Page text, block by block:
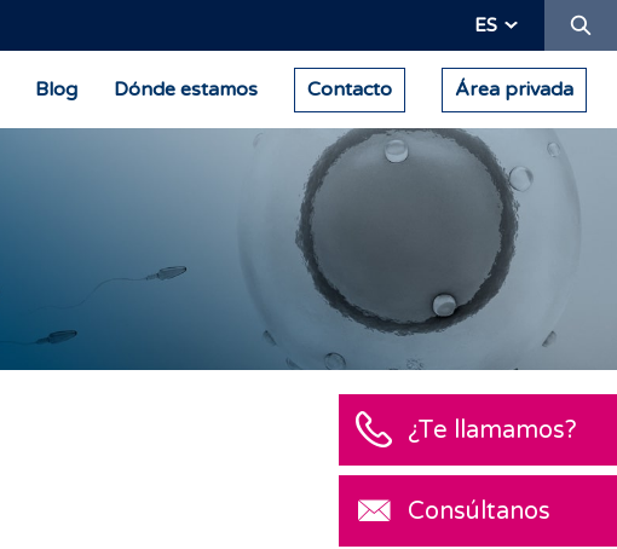
ES
Blog Dónde estamos Contacto Área privada
¿Te llamamos?
Consúltanos